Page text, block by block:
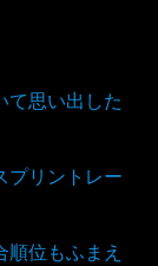
て思い出した
プリントレー
位もふまえ